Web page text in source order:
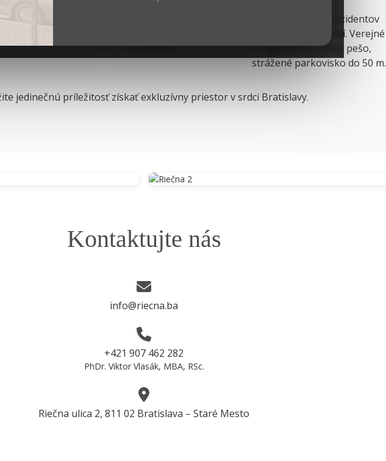
s
štandardu.
Parkovanie pre rezidentov
zabezpečené v okolí. Verejné
garáže iba 2 min. pešo,
strážené parkovisko do 50 m.
jedinečnú príležitosť získať exkluzívny priestor v srdci Bratislavy.
Kontaktujte nás
info@riecna.ba
+421 907 462 282
PhDr. Viktor Vlasák, MBA, RSc.
Riečna ulica 2, 811 02 Bratislava – Staré Mesto